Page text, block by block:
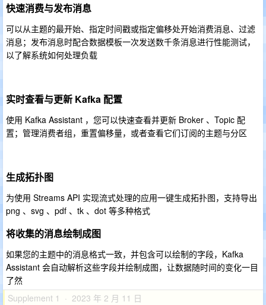
快速消费与发布消息
可以从主题的最开始、指定时间戳或指定偏移处开始消费消息、过滤
消息；发布消息时配合数据模板一次发送数千条消息进行性能测试，
以了解系统如何处理负载
实时查看与更新 Kafka 配置
使用 Kafka Assistant ，您可以快速查看并更新 Broker 、Topic 配
置；管理消费者组，重置偏移量，或者查看它们订阅的主题与分区
生成拓扑图
为使用 Streams API 实现流式处理的应用一键生成拓扑图，支持导出
png 、svg 、pdf 、tk 、dot 等多种格式
将收集的消息绘制成图
如果您的主题中的消息格式一致，并包含可以绘制的字段，Kafka
Assistant 会自动解析这些字段并绘制成图，让数据随时间的变化一目
了然
Supplement 1 · 2023 年 2 月 11 日